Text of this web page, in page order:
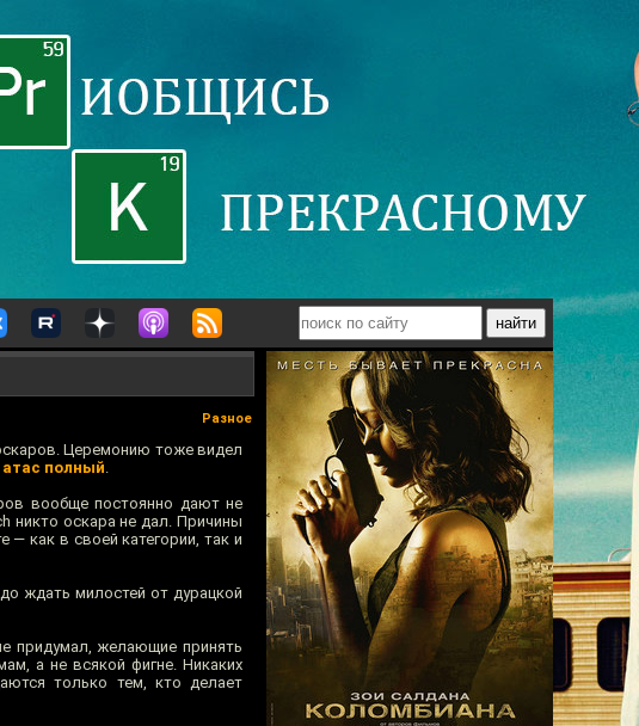
Разное
Церемонию тоже видел
атас полный.
вообще постоянно дают не
никто оскара не дал. Причины
— как в своей категории, так и
ждать милостей от дурацкой
придумал, желающие принять
а не всякой фигне. Никаких
только тем, кто делает